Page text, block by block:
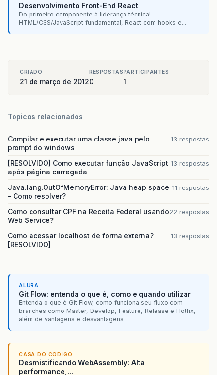
Desenvolvimento Front-End React
Do primeiro componente à liderança técnica!
HTML/CSS/JavaScript fundamental, React com hooks e...
CRIADO
21 de março de 2012
RESPOSTAS
0
PARTICIPANTES
1
Topicos relacionados
Compilar e executar uma classe java pelo
prompt do windows
13 respostas
[RESOLVIDO] Como executar função JavaScript
após página carregada
13 respostas
Java.lang.OutOfMemoryError: Java heap space
- Como resolver?
11 respostas
Como consultar CPF na Receita Federal usando
Web Service?
22 respostas
Como acessar localhost de forma externa?
[RESOLVIDO]
13 respostas
ALURA
Git Flow: entenda o que é, como e quando utilizar
Entenda o que é Git Flow, como funciona seu fluxo com
branches como Master, Develop, Feature, Release e Hotfix,
além de vantagens e desvantagens.
CASA DO CODIGO
Desmistificando WebAssembly: Alta
performance,...